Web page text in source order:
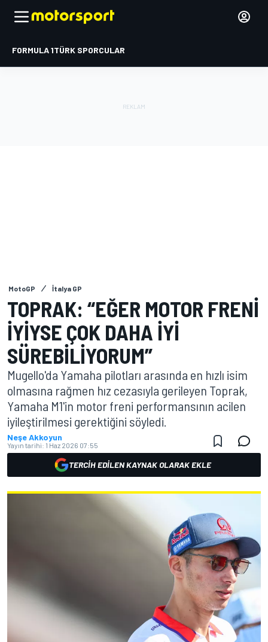
FORMULA 1TÜRK SPORCULAR
MotoGP İtalya GP
TOPRAK: “EĞER MOTOR FRENI
IYIYSE ÇOK DAHA IYI
SÜREBILIYORUM”
Mugello'da Yamaha pilotları arasında en hızlı isim
olmasına rağmen hız cezasıyla gerileyen Toprak,
Yamaha M1'in motor freni performansının acilen
iyileştirilmesi gerektiğini söyledi.
Neşe Akkoyun
Yayın tarihi: 1 Haz 2026 07:55
TERCIH EDILEN KAYNAK OLARAK EKLE